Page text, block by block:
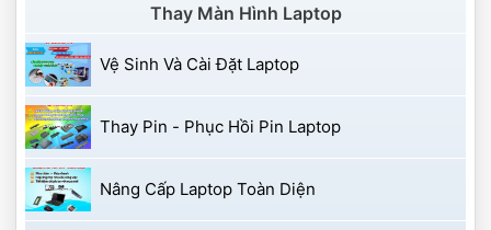
Thay Màn Hình Laptop
Vệ Sinh Và Cài Đặt Laptop
Thay Pin - Phục Hồi Pin Laptop
Nâng Cấp Laptop Toàn Diện